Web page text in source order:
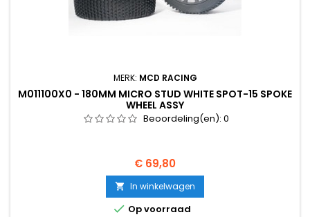
MERK: MCD RACING
M011100X0 - 180MM MICRO STUD WHITE SPOT-15 SPOKE
WHEEL ASSY
Beoordeling(en): 0
Prijs
€ 69,80
 In winkelwagen
 Op voorraad